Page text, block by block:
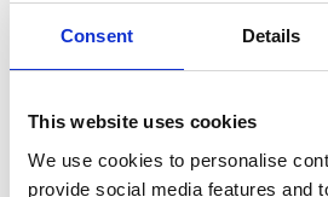
Consent Details
This website uses cookies
We use cookies to personalise
provide social media features and